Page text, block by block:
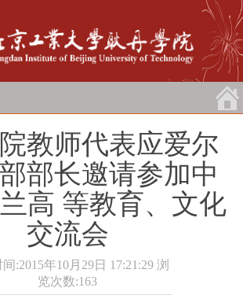
教师代表应爱尔
部长邀请参加中
高 等教育、文化
交流会
:2015年10月29日 17:21:29 浏
览次数:163